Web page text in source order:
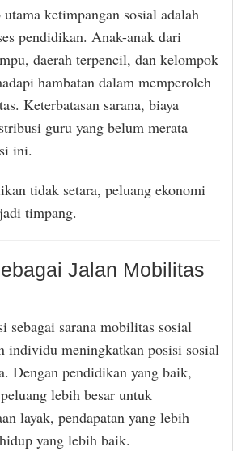
utama ketimpangan sosial adalah
pendidikan. Anak-anak dari
daerah terpencil, dan kelompok
hambatan dalam memperoleh
Keterbatasan sarana, biaya
guru yang belum merata
ini.
tidak setara, peluang ekonomi
timpang.
Jalan Mobilitas
sebagai sarana mobilitas sosial
individu meningkatkan posisi sosial
Dengan pendidikan yang baik,
lebih besar untuk
layak, pendapatan yang lebih
yang lebih baik.